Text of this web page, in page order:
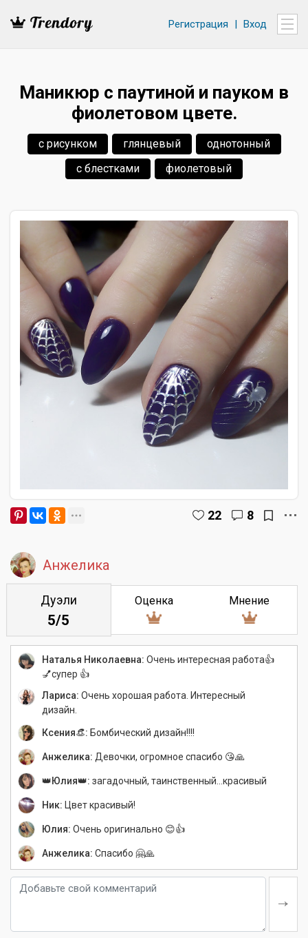
Регистрация | Вход
Маникюр с паутиной и пауком в
фиолетовом цвете.
с рисунком глянцевый
однотонный
с блестками
фиолетовый
22 8
Анжелика
Дуэли
5/5
Оценка Мнение
Наталья Николаевна: Очень интересная работа👍
💅супер 👍
Лариса: Очень хорошая работа. Интересный
дизайн.
Ксения👒: Бомбический дизайн!!!!
Анжелика: Девочки, огромное спасибо 😘🙏
👑Юлия👑: загадочный, таинственный...красивый
Ник: Цвет красивый!
Юлия: Очень оригинально 😊👍
Анжелика: Спасибо 🤗🙏